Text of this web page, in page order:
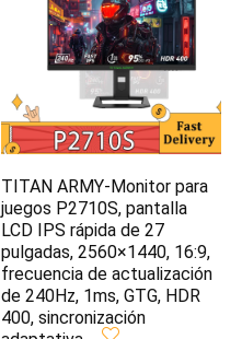
TITAN ARMY-Monitor para
juegos P2710S, pantalla
LCD IPS rápida de 27
pulgadas, 2560×1440, 16:9,
frecuencia de actualización
de 240Hz, 1ms, GTG, HDR
400, sincronización